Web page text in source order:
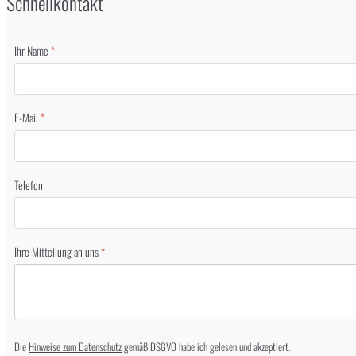
Ihr Name*
E-Mail*
Telefon
Ihre Mitteilung an uns*
Die Hinweise zum Datenschutzgemäß DSGVO habe ich gelesen und akzeptiert.